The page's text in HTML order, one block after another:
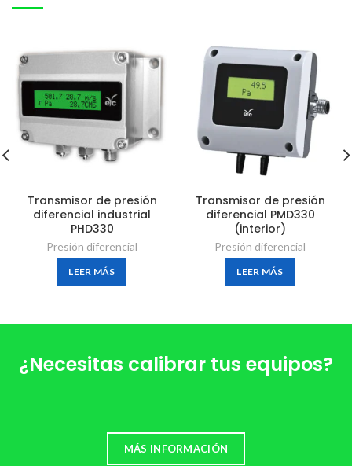
Transmisor de presión
diferencial industrial
PHD330
Presión diferencial
LEER MÁS
Transmisor de presión
diferencial PMD330
(interior)
Presión diferencial
LEER MÁS
¿Necesitas calibrar tus equipos?
MÁS INFORMACIÓN